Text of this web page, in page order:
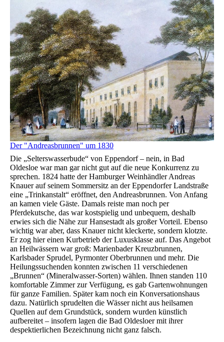
Der "Andreasbrunnen" um 1830
Die „Selterswasserbude“ von Eppendorf – nein, in Bad
Oldesloe war man gar nicht gut auf die neue Konkurrenz zu
sprechen. 1824 hatte der Hamburger Weinhändler Andreas
Knauer auf seinem Sommersitz an der Eppendorfer Landstraße
eine „Trinkanstalt“ eröffnet, den Andreasbrunnen. Von Anfang
an kamen viele Gäste. Damals reiste man noch per
Pferdekutsche, das war kostspielig und unbequem, deshalb
erwies sich die Nähe zur Hansestadt als großer Vorteil. Ebenso
wichtig war aber, dass Knauer nicht kleckerte, sondern klotzte.
Er zog hier einen Kurbetrieb der Luxusklasse auf. Das Angebot
an Heilwässern war groß: Marienbader Kreuzbrunnen,
Karlsbader Sprudel, Pyrmonter Oberbrunnen und mehr. Die
Heilungssuchenden konnten zwischen 11 verschiedenen
„Brunnen“ (Mineralwasser-Sorten) wählen. Ihnen standen 110
komfortable Zimmer zur Verfügung, es gab Gartenwohnungen
für ganze Familien. Später kam noch ein Konversationshaus
dazu. Natürlich sprudelten die Wässer nicht aus heilsamen
Quellen auf dem Grundstück, sondern wurden künstlich
aufbereitet – insofern lagen die Bad Oldesloer mit ihrer
despektierlichen Bezeichnung nicht ganz falsch.